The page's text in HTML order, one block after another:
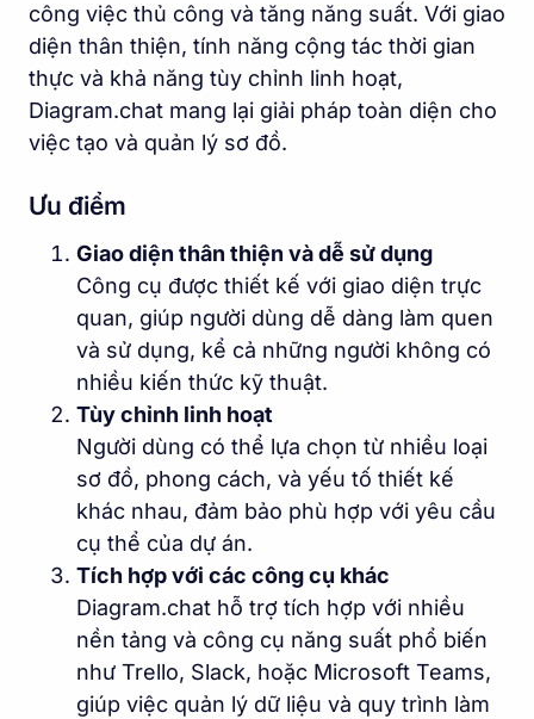
công việc thủ công và tăng năng suất. Với giao
diện thân thiện, tính năng cộng tác thời gian
thực và khả năng tùy chỉnh linh hoạt,
Diagram.chat mang lại giải pháp toàn diện cho
việc tạo và quản lý sơ đồ.
Ưu điểm
Giao diện thân thiện và dễ sử dụng
Công cụ được thiết kế với giao diện trực
quan, giúp người dùng dễ dàng làm quen
và sử dụng, kể cả những người không có
nhiều kiến thức kỹ thuật.
Tùy chỉnh linh hoạt
Người dùng có thể lựa chọn từ nhiều loại
sơ đồ, phong cách, và yếu tố thiết kế
khác nhau, đảm bảo phù hợp với yêu cầu
cụ thể của dự án.
Tích hợp với các công cụ khác
Diagram.chat hỗ trợ tích hợp với nhiều
nền tảng và công cụ năng suất phổ biến
như Trello, Slack, hoặc Microsoft Teams,
giúp việc quản lý dữ liệu và quy trình làm